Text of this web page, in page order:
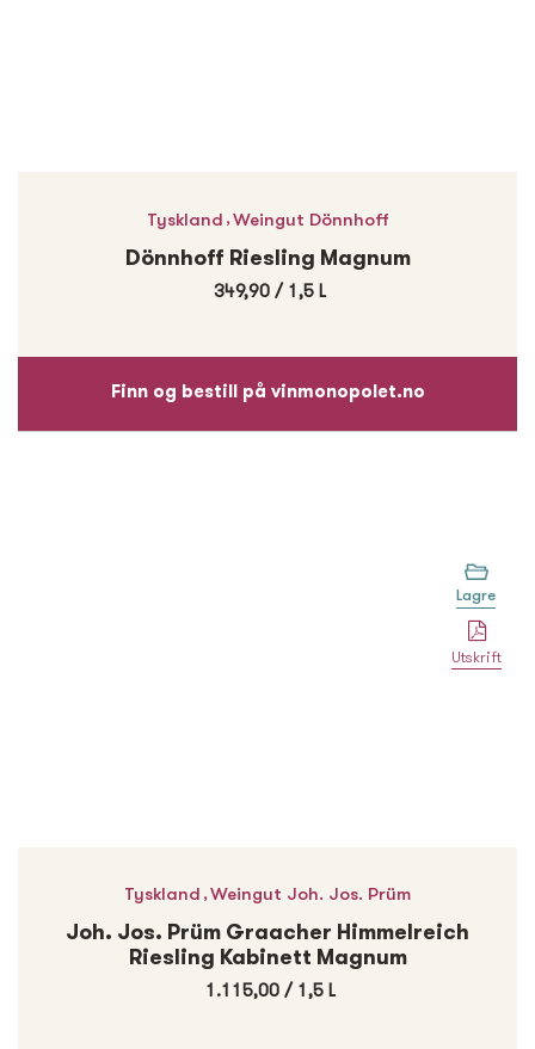
Tyskland ,Weingut Dönnhoff
Finn og bestill på vinmonopolet.no
Dönnhoff Riesling Magnum
349,90 / 1,5 L
Utskrift
Tyskland ,Weingut Joh. Jos. Prüm
Joh. Jos. Prüm Graacher Himmelreich
Riesling Kabinett Magnum
1.115,00 / 1,5 L
Lagre